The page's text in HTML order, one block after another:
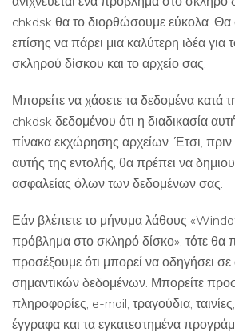
chkdsk θα το διορθώσουμε εύκολα. Θα
επίσης να πάρει μια καλύτερη ιδέα για
σκληρού δίσκου και το αρχείο σας.
Μπορείτε να χάσετε τα δεδομένα κατά
chkdsk δεδομένου ότι η διαδικασία
πίνακα εκχώρησης αρχείων. Έτσι,
αυτής της εντολής, θα πρέπει να
ασφαλείας όλων των δεδομένων σας.
Εάν βλέπετε το μήνυμα λάθους
πρόβλημα στο σκληρό δίσκο», τότε θα
προσέξουμε ότι μπορεί να οδηγήσει
σημαντικών δεδομένων. Μπορείτε
πληροφορίες, e-mail, τραγούδια,
έγγραφα και τα εγκατεστημένα